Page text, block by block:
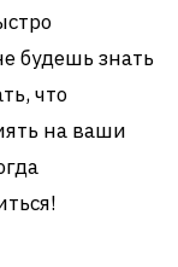
будешь знать
что
на ваши